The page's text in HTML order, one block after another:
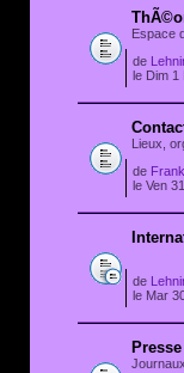
Espace
de
le Dim
Lieux,
de
le Ven
de
le Mar